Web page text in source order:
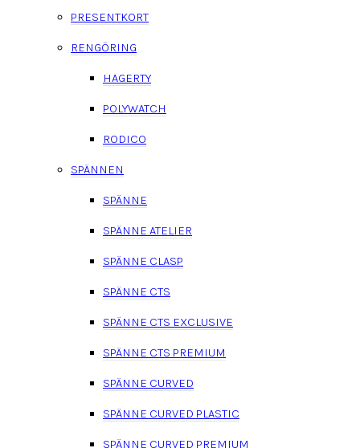
PRESENTKORT
RENGÖRING
HAGERTY
POLYWATCH
RODICO
SPÄNNEN
SPÄNNE
SPÄNNE ATELIER
SPÄNNE CLASP
SPÄNNE CTS
SPÄNNE CTS EXCLUSIVE
SPÄNNE CTS PREMIUM
SPÄNNE CURVED
SPÄNNE CURVED PLASTIC
SPÄNNE CURVED PREMIUM